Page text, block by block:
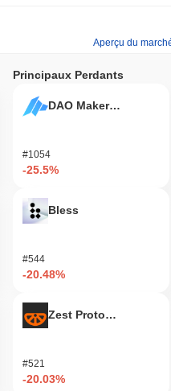
Aperçu du
Principaux Perdants
DAO Maker Token
#1054
-25.5%
Bless
#544
-20.48%
Zest Protocol
#521
-20.03%